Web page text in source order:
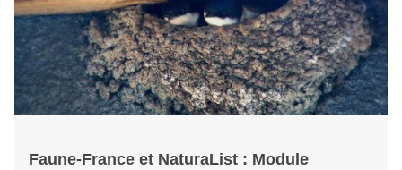
Faune-France et NaturaList : Module